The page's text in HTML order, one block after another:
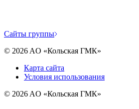
Cайты группы
© 2026 AO «Кольская ГМК»
Карта сайта
Условия использования
© 2026 AO «Кольская ГМК»